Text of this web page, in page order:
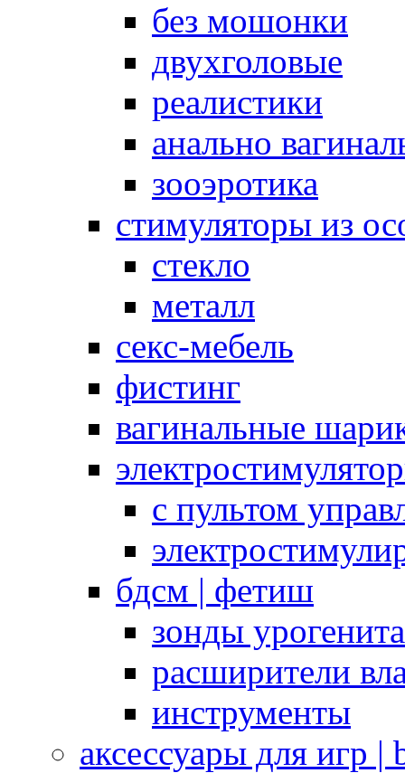
без мошонки
двухголовые
реалистики
анально
зооэротика
стимуляторы из
стекло
металл
секс-мебель
фистинг
вагинальные
с пультом
бдсм | фетиш
зонды
расширители
инструменты
аксессуары для игр |